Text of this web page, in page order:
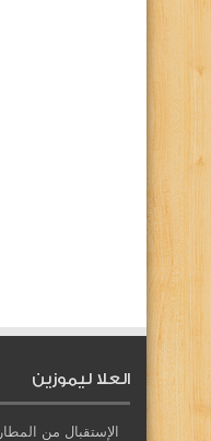
العلا ليموزين
الإستقبال من المطار